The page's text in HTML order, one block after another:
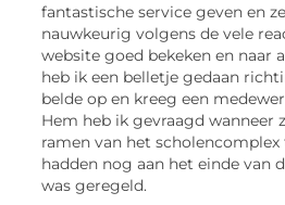
fantastische service geven en
nauwkeurig volgens de vele
website goed bekeken en naar
heb ik een belletje gedaan
belde op en kreeg een
Hem heb ik gevraagd wanneer
ramen van het scholencomplex
hadden nog aan het einde van
was geregeld.